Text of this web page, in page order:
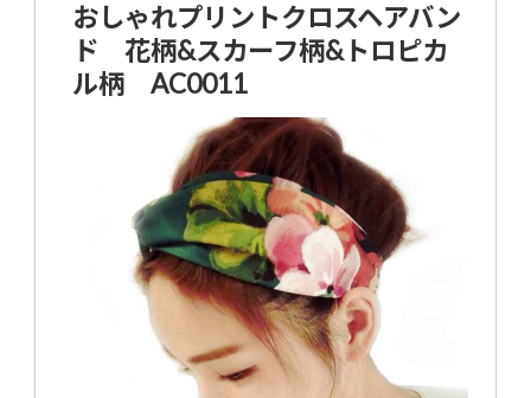
おしゃれプリントクロスヘアバン
ド 花柄&スカーフ柄&トロピカ
ル柄 AC0011